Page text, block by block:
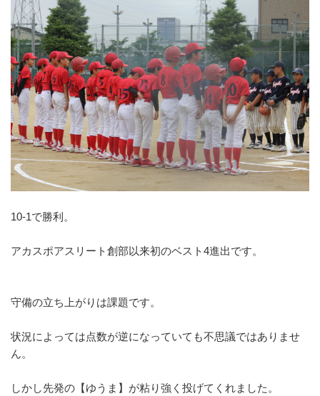
10-1で勝利。
アカスポアスリート創部以来初のベスト4進出です。
守備の立ち上がりは課題です。
状況によっては点数が逆になっていても不思議ではありませ
ん。
しかし先発の【ゆうま】が粘り強く投げてくれました。